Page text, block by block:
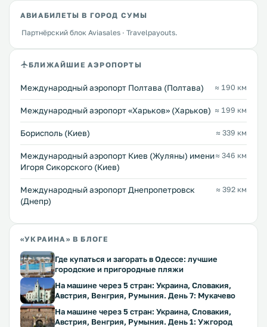
АВИАБИЛЕТЫ В ГОРОД СУМЫ
Партнёрский блок Aviasales · Travelpayouts.
БЛИЖАЙШИЕ АЭРОПОРТЫ
Международный аэропорт Полтава (Полтава) ≈ 190 км
Международный аэропорт «Харьков» (Харьков) ≈ 199 км
Борисполь (Киев) ≈ 339 км
Международный аэропорт Киев (Жуляны) имени
Игоря Сикорского (Киев)
≈ 346 км
Международный аэропорт Днепропетровск
(Днепр)
≈ 392 км
«УКРАИНА» В БЛОГЕ
Где купаться и загорать в Одессе: лучшие
городские и пригородные пляжи
На машине через 5 стран: Украина, Словакия,
Австрия, Венгрия, Румыния. День 7: Мукачево
На машине через 5 стран: Украина, Словакия,
Австрия, Венгрия, Румыния. День 1: Ужгород